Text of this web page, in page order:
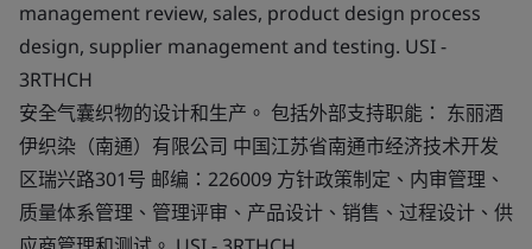
management review, sales, product design process
design, supplier management and testing. USI -
3RTHCH
安全气囊织物的设计和生产。 包括外部支持职能： 东丽酒
伊织染（南通）有限公司 中国江苏省南通市经济技术开发
区瑞兴路301号 邮编：226009 方针政策制定、内审管理、
质量体系管理、管理评审、产品设计、销售、过程设计、供